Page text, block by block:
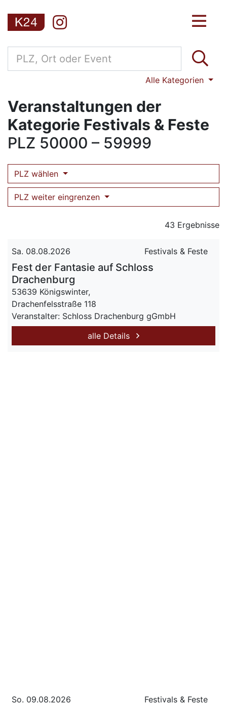
Alle Kategorien
Veranstaltungen der
Kategorie Festivals & Feste
PLZ 50000 – 59999
PLZ wählen
PLZ weiter eingrenzen
43 Ergebnisse
Sa. 08.08.2026 Festivals & Feste
Fest der Fantasie auf Schloss
Drachenburg
53639 Königswinter,
Drachenfelsstraße 118
Veranstalter: Schloss Drachenburg gGmbH
alle Details
So. 09.08.2026 Festivals & Feste